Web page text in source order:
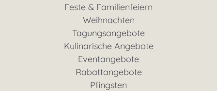
Feste & Familienfeiern
Weihnachten
Tagungsangebote
Kulinarische Angebote
Eventangebote
Rabattangebote
Pfingsten